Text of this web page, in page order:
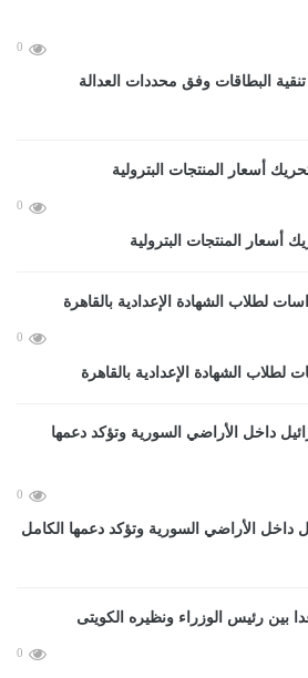
0
تنقية البطاقات وفق محددات العدالة
0
0
لطلاب الشهادة الإعدادية بالقاهرة
0
داخل الأراضي السورية وتؤكد دعمها الكامل
0